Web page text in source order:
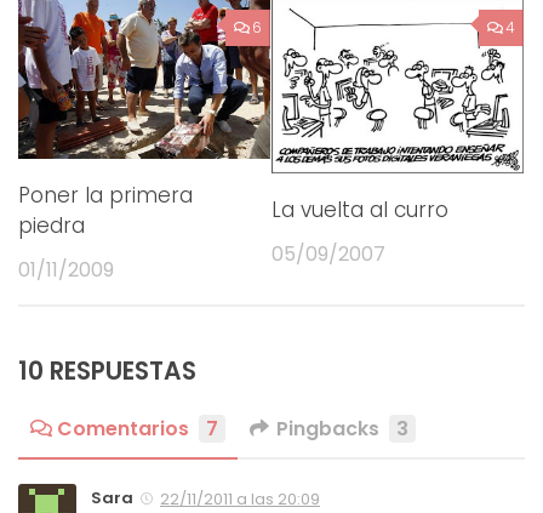
6
Poner la primera
piedra
01/11/2009
4
La vuelta al curro
05/09/2007
10 RESPUESTAS
Comentarios 7 Pingbacks 3
Sara 22/11/2011 a las 20:09